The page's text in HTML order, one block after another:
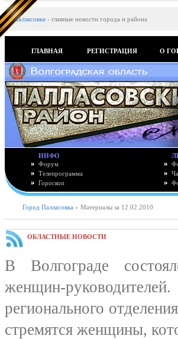
Палласовка - главные новости города и района
ГЛАВНАЯ РЕГИСТРАЦИЯ О
ИНФО
Форум
Телепрограмма
Гороскоп
Город Палласовка » Материалы за 12.02.2010
ОБЛАСТНЫЕ НОВОСТИ
В Волгограде
женщин-
регионального
стремятся женщины,